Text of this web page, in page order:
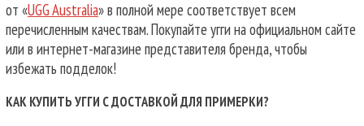
от «UGG Australia» в полной мере соответствует всем
перечисленным качествам. Покупайте угги на официальном сайте
или в интернет-магазине представителя бренда, чтобы
избежать подделок!
КАК КУПИТЬ УГГИ С ДОСТАВКОЙ ДЛЯ ПРИМЕРКИ?